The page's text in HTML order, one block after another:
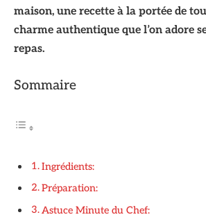
maison, une recette à la portée de
charme authentique que l’on adore
repas.
Sommaire
Ingrédients:
Préparation:
Astuce Minute du Chef: